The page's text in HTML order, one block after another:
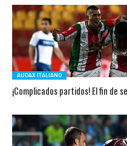
AUDAX ITALIANO
¡Complicados partidos! El fin de